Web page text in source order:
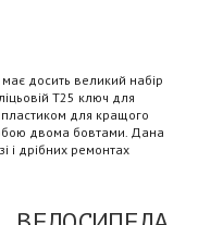
досить великий набір
Т25 ключ для
для кращого
двома бовтами. Дана
і дрібних ремонтах